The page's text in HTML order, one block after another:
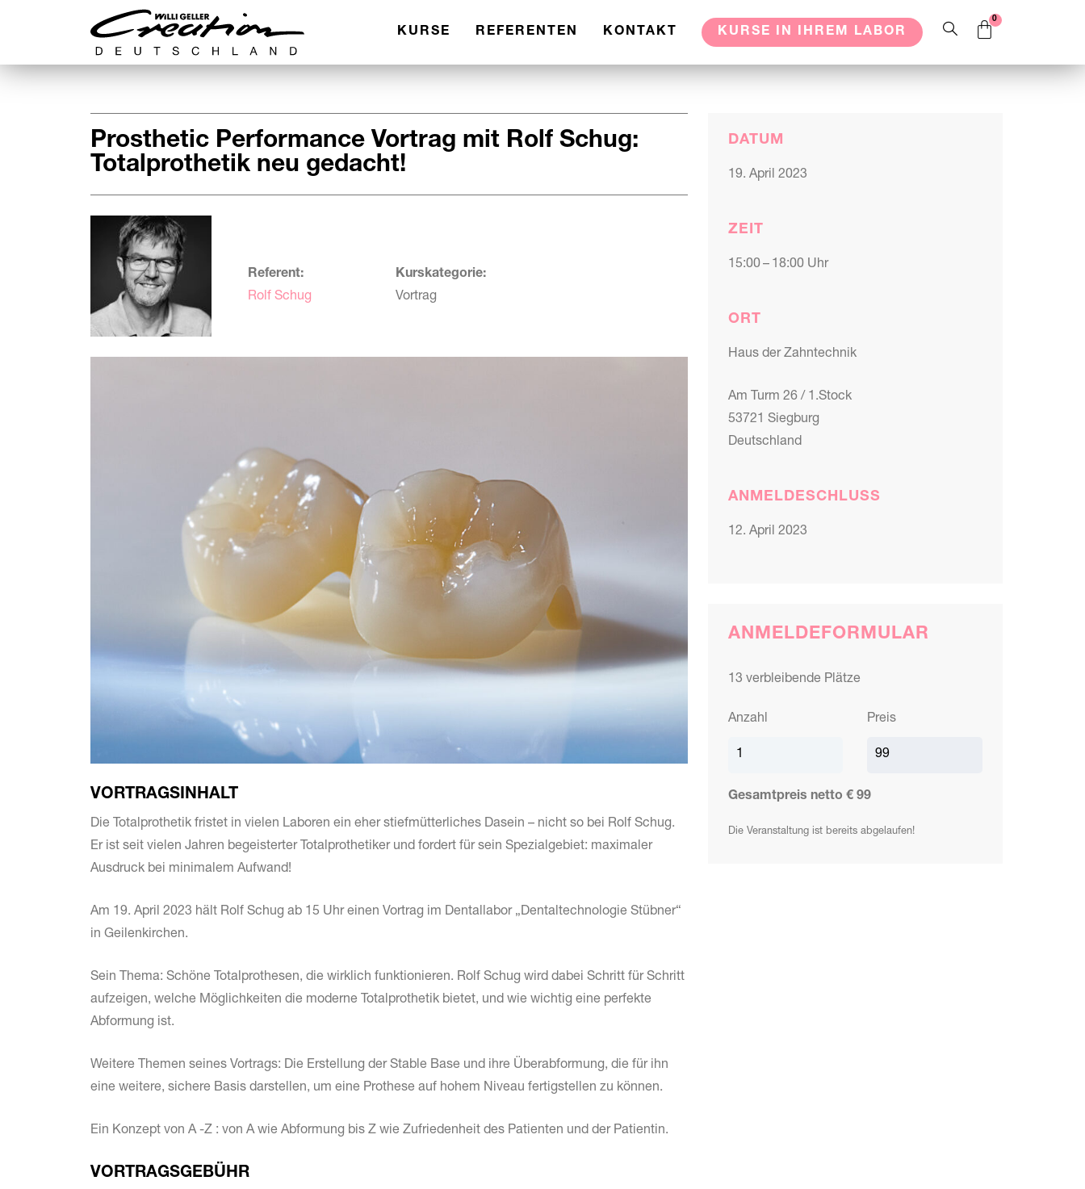
KURSE REFERENTEN KONTAKT KURSE IN IHREM LABOR
Prosthetic Performance Vortrag mit Rolf Schug:
Totalprothetik neu gedacht!
Referent:
Rolf Schug
Kurskategorie:
Vortrag
VORTRAGSINHALT
Die Totalprothetik fristet in vielen Laboren ein eher stiefmütterliches Dasein – nicht so bei Rolf Schug.
Er ist seit vielen Jahren begeisterter Totalprothetiker und fordert für sein Spezialgebiet: maximaler
Ausdruck bei minimalem Aufwand!
Am 19. April 2023 hält Rolf Schug ab 15 Uhr einen Vortrag im Dentallabor „Dentaltechnologie Stübner“
in Geilenkirchen.
Sein Thema: Schöne Totalprothesen, die wirklich funktionieren. Rolf Schug wird dabei Schritt für Schritt
aufzeigen, welche Möglichkeiten die moderne Totalprothetik bietet, und wie wichtig eine perfekte
Abformung ist.
Weitere Themen seines Vortrags: Die Erstellung der Stable Base und ihre Überabformung, die für ihn
eine weitere, sichere Basis darstellen, um eine Prothese auf hohem Niveau fertigstellen zu können.
Ein Konzept von A -Z : von A wie Abformung bis Z wie Zufriedenheit des Patienten und der Patientin.
VORTRAGSGEBÜHR
DATUM
19. April 2023
ZEIT
15:00 – 18:00 Uhr
ORT
Haus der Zahntechnik
Am Turm 26 / 1.Stock
53721 Siegburg
Deutschland
ANMELDESCHLUSS
12. April 2023
ANMELDEFORMULAR
13 verbleibende Plätze
Anzahl Preis
Gesamtpreis netto € 99
Die Veranstaltung ist bereits abgelaufen!